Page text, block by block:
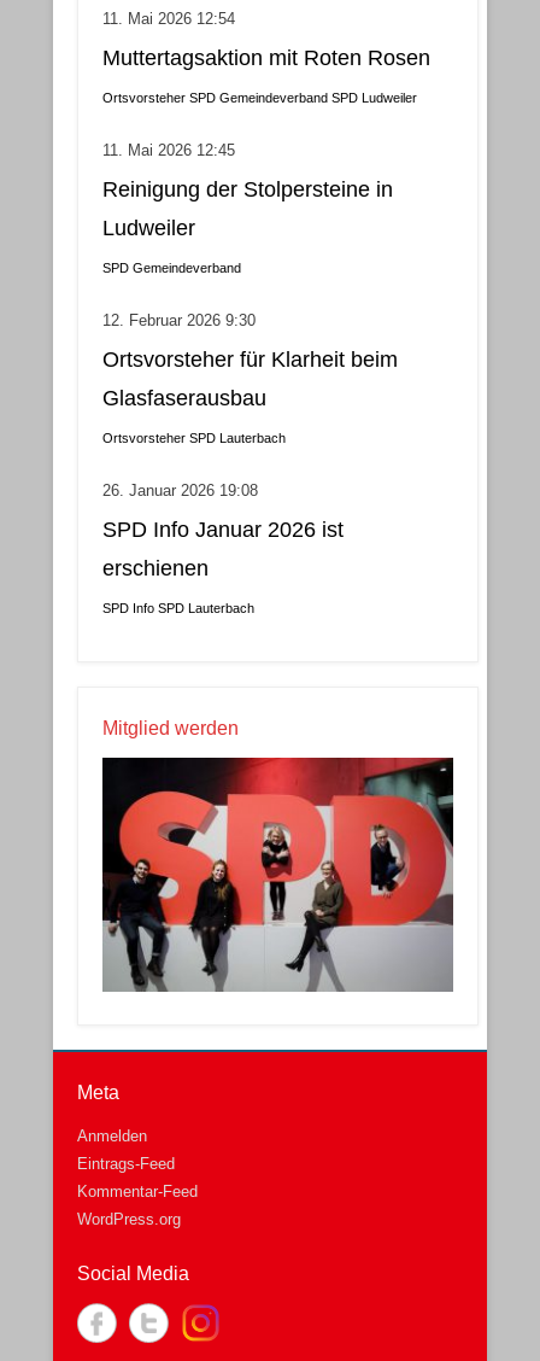
11. Mai 2026 12:54
Muttertagsaktion mit Roten Rosen
Ortsvorsteher SPD Gemeindeverband SPD Ludweiler
11. Mai 2026 12:45
Reinigung der Stolpersteine in
Ludweiler
SPD Gemeindeverband
12. Februar 2026 9:30
Ortsvorsteher für Klarheit beim
Glasfaserausbau
Ortsvorsteher SPD Lauterbach
26. Januar 2026 19:08
SPD Info Januar 2026 ist
erschienen
SPD Info SPD Lauterbach
Mitglied werden
Meta
Anmelden
Eintrags-Feed
Kommentar-Feed
WordPress.org
Social Media